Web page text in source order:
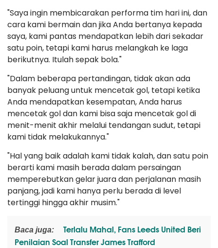
"Saya ingin membicarakan performa tim hari ini, dan
cara kami bermain dan jika Anda bertanya kepada
saya, kami pantas mendapatkan lebih dari sekadar
satu poin, tetapi kami harus melangkah ke laga
berikutnya. Itulah sepak bola."
"Dalam beberapa pertandingan, tidak akan ada
banyak peluang untuk mencetak gol, tetapi ketika
Anda mendapatkan kesempatan, Anda harus
mencetak gol dan kami bisa saja mencetak gol di
menit-menit akhir melalui tendangan sudut, tetapi
kami tidak melakukannya."
"Hal yang baik adalah kami tidak kalah, dan satu poin
berarti kami masih berada dalam persaingan
memperebutkan gelar juara dan perjalanan masih
panjang, jadi kami hanya perlu berada di level
tertinggi hingga akhir musim."
Baca juga:
Terlalu Mahal, Fans Leeds United Beri
Penilaian Soal Transfer James Trafford